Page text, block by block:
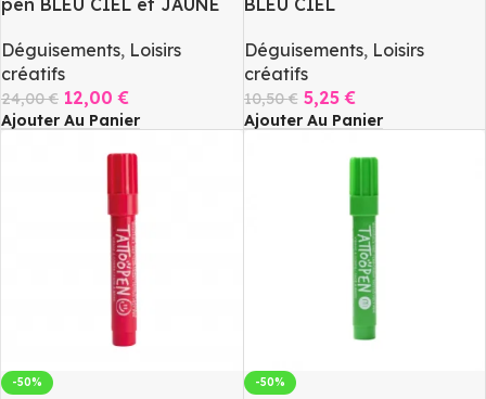
Déguisements, Loisirs
créatifs
24,00€ 12,00€
Ajouter Au Panier
Déguisements, Loisirs
créatifs
10,50€ 5,25€
Ajouter Au Panier
-50% -50%